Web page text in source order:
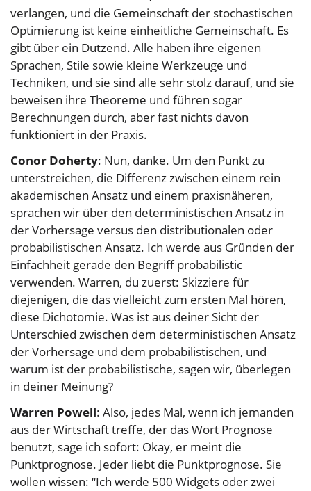
verlangen, und die Gemeinschaft der stochastischen
Optimierung ist keine einheitliche Gemeinschaft. Es
gibt über ein Dutzend. Alle haben ihre eigenen
Sprachen, Stile sowie kleine Werkzeuge und
Techniken, und sie sind alle sehr stolz darauf, und sie
beweisen ihre Theoreme und führen sogar
Berechnungen durch, aber fast nichts davon
funktioniert in der Praxis.
Conor Doherty: Nun, danke. Um den Punkt zu
unterstreichen, die Differenz zwischen einem rein
akademischen Ansatz und einem praxisnäheren,
sprachen wir über den deterministischen Ansatz in
der Vorhersage versus den distributionalen oder
probabilistischen Ansatz. Ich werde aus Gründen der
Einfachheit gerade den Begriff probabilistic
verwenden. Warren, du zuerst: Skizziere für
diejenigen, die das vielleicht zum ersten Mal hören,
diese Dichotomie. Was ist aus deiner Sicht der
Unterschied zwischen dem deterministischen Ansatz
der Vorhersage und dem probabilistischen, und
warum ist der probabilistische, sagen wir, überlegen
in deiner Meinung?
Warren Powell: Also, jedes Mal, wenn ich jemanden
aus der Wirtschaft treffe, der das Wort Prognose
benutzt, sage ich sofort: Okay, er meint die
Punktprognose. Jeder liebt die Punktprognose. Sie
wollen wissen: “Ich werde 500 Widgets oder zwei